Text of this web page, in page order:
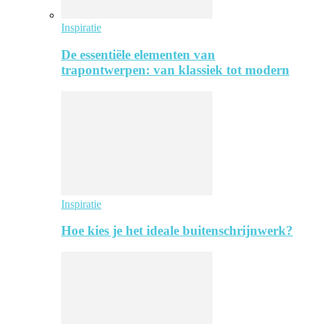
Inspiratie
De essentiële elementen van
trapontwerpen: van klassiek tot modern
Inspiratie
Hoe kies je het ideale buitenschrijnwerk?